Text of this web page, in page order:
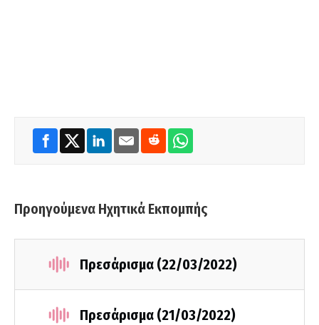
Προηγούμενα Ηχητικά Εκπομπής
Πρεσάρισμα (22/03/2022)
Πρεσάρισμα (21/03/2022)